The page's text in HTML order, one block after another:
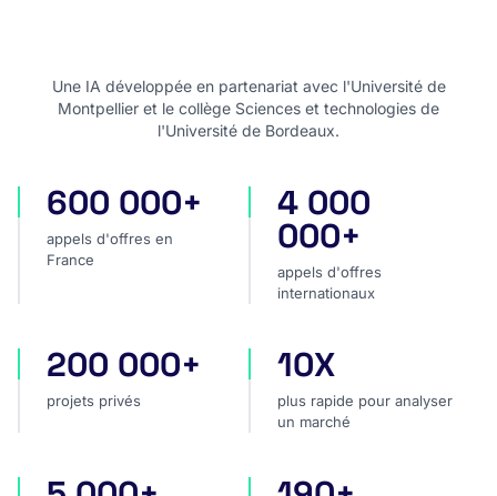
Une IA développée en partenariat avec l'Université de
Montpellier et le collège Sciences et technologies de
l'Université de Bordeaux.
appels d'offres en France
600 000+
appels d'offres en
France
appels d'offres
4 000
000+
appels d'offres
internationaux
projets privés
200 000+
projets privés
plus rapide pour analyser
10X
plus rapide pour analyser
un marché
sources dans le monde pays couverts